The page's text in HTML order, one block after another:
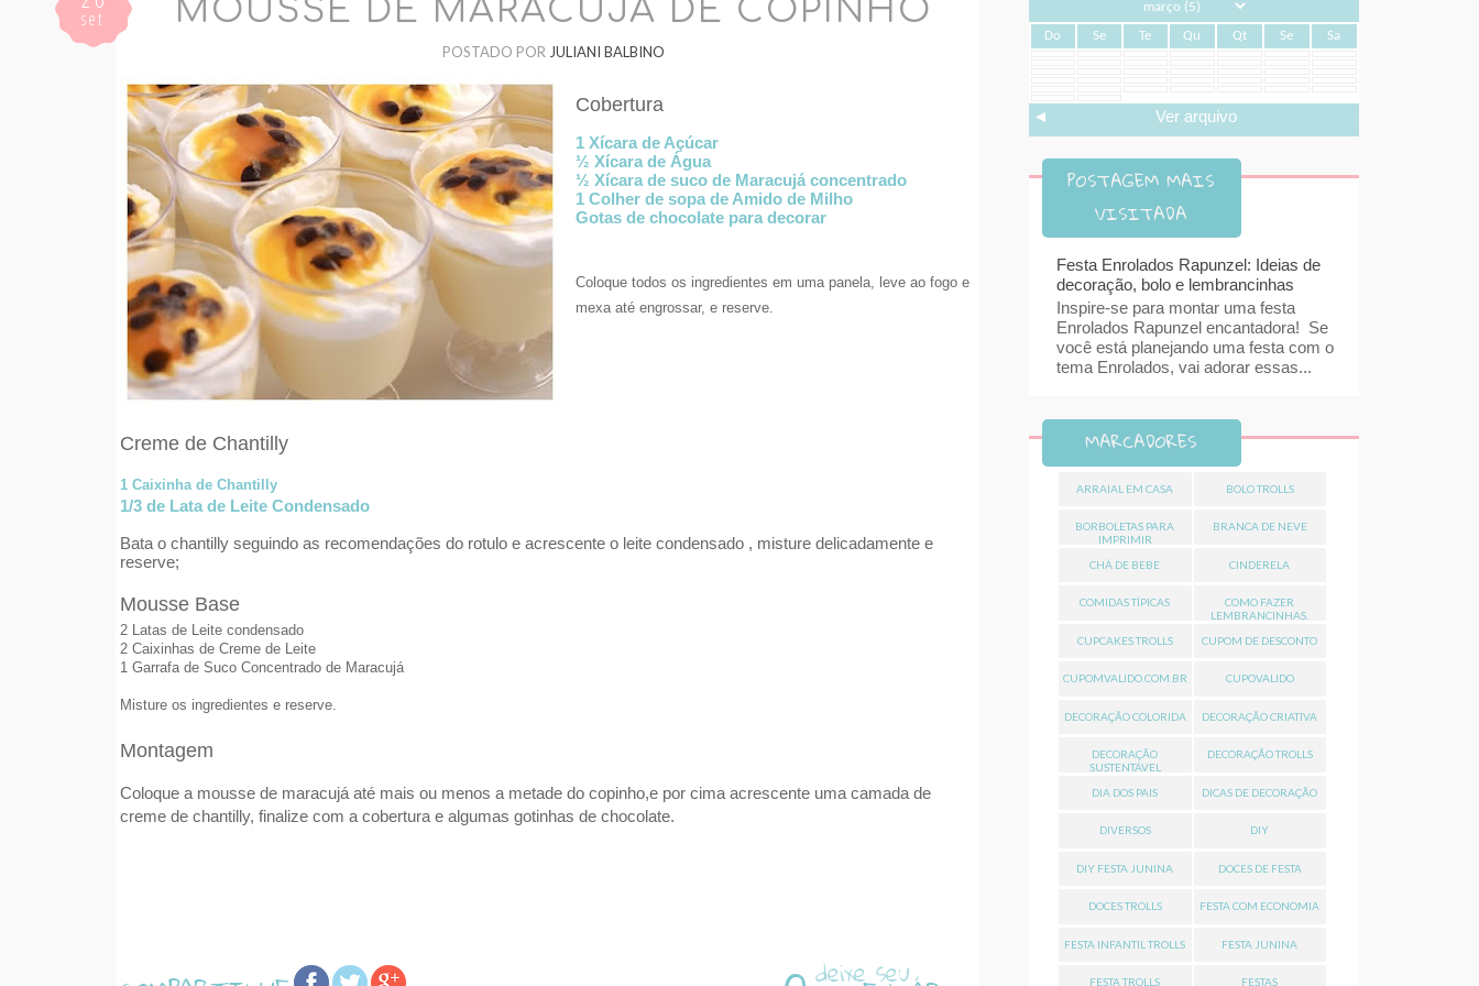
set MOUSSE DE MARACUJÁ DE COPINHO
POSTADO POR JULIANI BALBINO
Cobertura
1 Xícara de Açúcar
½ Xícara de Água
½ Xícara de suco de Maracujá concentrado
1 Colher de sopa de Amido de Milho
Gotas de chocolate para decorar
Coloque todos os ingredientes em uma panela, leve ao fogo e
mexa até engrossar, e reserve.
Creme de Chantilly
1 Caixinha de Chantilly
1/3 de Lata de Leite Condensado
Bata o chantilly seguindo as recomendações do rotulo e acrescente o leite condensado , misture delicadamente e
reserve;
Mousse Base
2 Latas de Leite condensado
2 Caixinhas de Creme de Leite
1 Garrafa de Suco Concentrado de Maracujá
Misture os ingredientes e reserve.
Montagem
Coloque a mousse de maracujá até mais ou menos a metade do copinho,e por cima acrescente uma camada de
creme de chantilly, finalize com a cobertura e algumas gotinhas de chocolate.
Do Se Te Qu Qt Se Sa
◄ Ver arquivo
POSTAGEM MAIS
VISITADA
Festa Enrolados Rapunzel: Ideias de
decoração, bolo e lembrancinhas
Inspire-se para montar uma festa
Enrolados Rapunzel encantadora! Se
você está planejando uma festa com o
tema Enrolados, vai adorar essas...
MARCADORES
ARRAIAL EM CASA BOLO TROLLS
BORBOLETAS PARA
IMPRIMIR
BRANCA DE NEVE
CHÁ DE BEBE CINDERELA
COMIDAS TÍPICAS
COMO FAZER
LEMBRANCINHAS.
CUPCAKES TROLLS
CUPOM DE DESCONTO
CUPOMVALIDO.COM.BR CUPOVALIDO
DECORAÇÃO COLORIDA DECORAÇÃO CRIATIVA
DECORAÇÃO
SUSTENTÁVEL
DECORAÇÃO TROLLS
DIA DOS PAIS DICAS DE DECORAÇÃO
DIVERSOS DIY
DIY FESTA JUNINA DOCES DE FESTA
DOCES TROLLS FESTA COM ECONOMIA
FESTA INFANTIL TROLLS FESTA JUNINA
FESTA TROLLS FESTAS